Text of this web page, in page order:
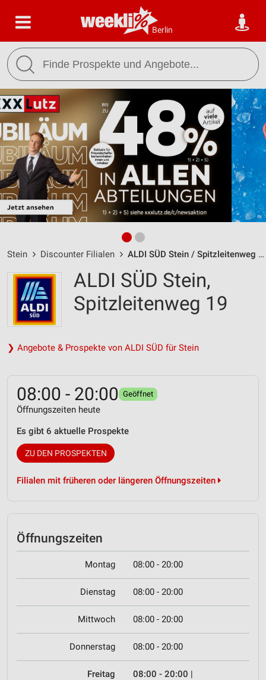
Berlin
Stein Discounter Filialen ALDI SÜD Stein / Spitzleitenweg 19 - Öffnungszeiten & Adresse
ALDI SÜD Stein,
Spitzleitenweg 19
❯ Angebote & Prospekte von ALDI SÜD für Stein
08:00 - 20:00 Geöffnet
Öffnungszeiten heute
Es gibt 6 aktuelle Prospekte
ZU DEN PROSPEKTEN
Filialen mit früheren oder längeren Öffnungszeiten
Öffnungszeiten
Montag 08:00 - 20:00
Dienstag 08:00 - 20:00
Mittwoch 08:00 - 20:00
Donnerstag 08:00 - 20:00
Freitag 08:00 - 20:00 |